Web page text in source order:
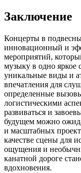
Заключение
Концерты в
инновационный и
мероприятий,
музыку в одно яркое
уникальные виды и
впечатления для
определенные
логистическими
развиваться и
будущем можно
и масштабных
качестве сцены для
ощущения и
канатной дороге
вдохновения.